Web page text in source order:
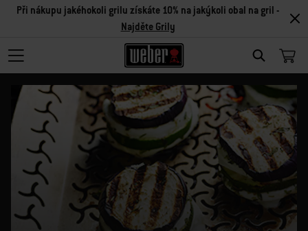
SEARCH
Při nákupu jakéhokoli grilu získáte 10% na jakýkoli obal na gril -
Najděte Grily